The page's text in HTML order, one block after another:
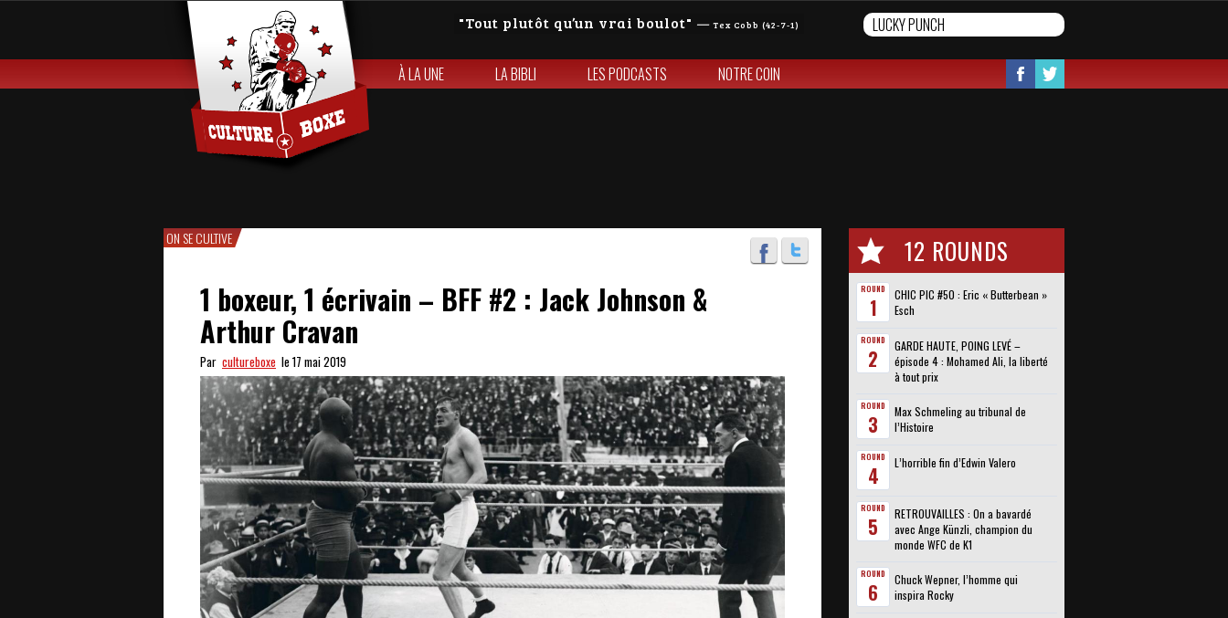
Tout plutôt qu’un vrai boulot — Tex Cobb (42-7-1)
À LA UNE LA BIBLI LES PODCASTS NOTRE COIN
12 ROUNDS
ROUND
1
CHIC PIC #50 : Eric « Butterbean »
Esch
ROUND
2
GARDE HAUTE, POING LEVÉ –
épisode 4 : Mohamed Ali, la liberté
à tout prix
ROUND
3
Max Schmeling au tribunal de
l’Histoire
ROUND
4 L’horrible fin d’Edwin Valero
ROUND
5
RETROUVAILLES : On a bavardé
avec Ange Künzli, champion du
monde WFC de K1
ROUND
6
Chuck Wepner, l’homme qui
inspira Rocky
ON SE CULTIVE
1 boxeur, 1 écrivain – BFF #2 : Jack Johnson &
Arthur Cravan
Par cultureboxe le 17 mai 2019